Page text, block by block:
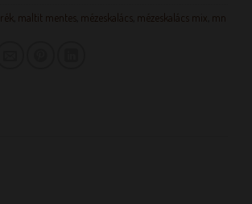
maltit mentes mézeskalács mézeskalács mix mn